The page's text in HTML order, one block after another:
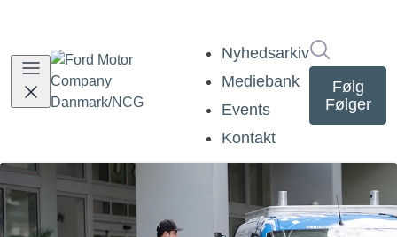
Nyhedsarkiv
Mediebank
Events
Kontakt
Følg
Følger